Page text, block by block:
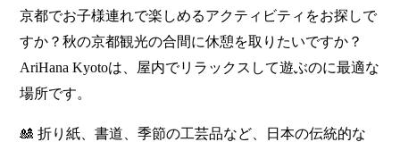
京都でお子様連れで楽しめるアクティビティをお探しで
すか？秋の京都観光の合間に休憩を取りたいですか？
AriHana Kyotoは、屋内でリラックスして遊ぶのに最適な
場所です。
🎎 折り紙、書道、季節の工芸品など、日本の伝統的な